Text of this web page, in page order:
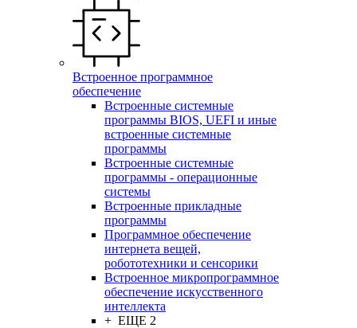
Встроенное программное
обеспечение
Встроенные системные
программы BIOS, UEFI и иные
встроенные системные
программы
Встроенные системные
программы - операционные
системы
Встроенные прикладные
программы
Программное обеспечение
интернета вещей,
робототехники и сенсорики
Встроенное микропрограммное
обеспечение искусственного
интеллекта
+ ЕЩЕ 2